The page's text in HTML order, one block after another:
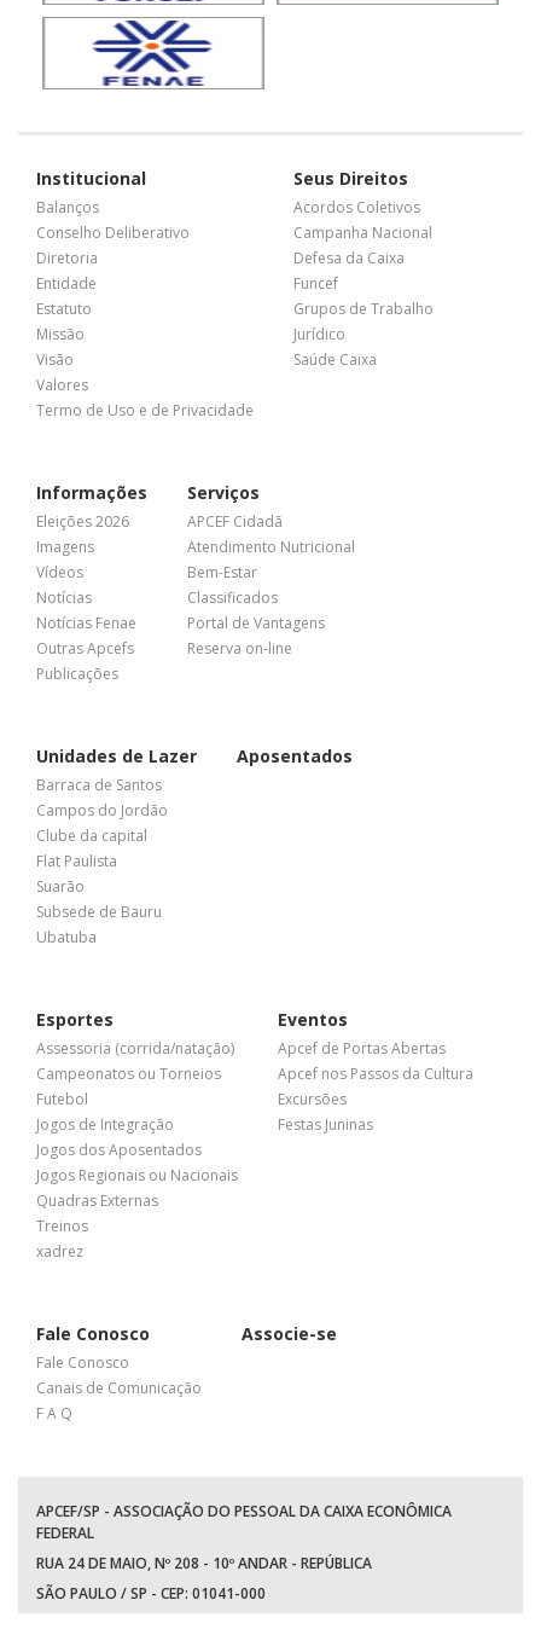
Institucional
Balanços
Conselho Deliberativo
Diretoria
Entidade
Estatuto
Missão
Visão
Valores
Termo de Uso e de Privacidade
Seus Direitos
Acordos Coletivos
Campanha Nacional
Defesa da Caixa
Funcef
Grupos de Trabalho
Jurídico
Saúde Caixa
Informações
Eleições 2026
Imagens
Vídeos
Notícias
Notícias Fenae
Outras Apcefs
Publicações
Serviços
APCEF Cidadã
Atendimento Nutricional
Bem-Estar
Classificados
Portal de Vantagens
Reserva on-line
Unidades de Lazer
Barraca de Santos
Campos do Jordão
Clube da capital
Flat Paulista
Suarão
Subsede de Bauru
Ubatuba
Aposentados
Esportes
Assessoria (corrida/natação)
Campeonatos ou Torneios
Futebol
Jogos de Integração
Jogos dos Aposentados
Jogos Regionais ou Nacionais
Quadras Externas
Treinos
xadrez
Eventos
Apcef de Portas Abertas
Apcef nos Passos da Cultura
Excursões
Festas Juninas
Fale Conosco
Fale Conosco
Canais de Comunicação
F A Q
Associe-se
APCEF/SP - ASSOCIAÇÃO DO PESSOAL DA CAIXA ECONÔMICA
FEDERAL
RUA 24 DE MAIO, Nº 208 - 10º ANDAR - REPÚBLICA
SÃO PAULO / SP - CEP: 01041-000